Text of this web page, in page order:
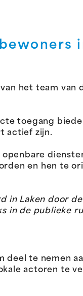
het team van
toegang
actief zijn.
en hen te
in Laken door
in de publieke
te nemen
actoren te